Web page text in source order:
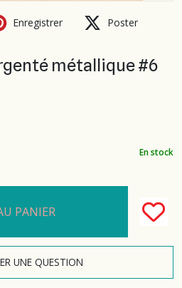
Enregistrer Poster
métallique #6
En stock
PANIER
UNE QUESTION